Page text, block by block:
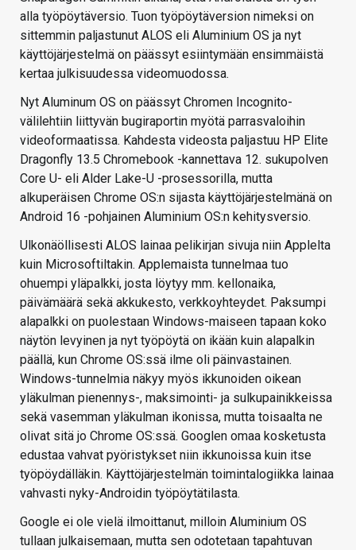
alla työpöytäversio. Tuon työpöytäversion nimeksi on
sittemmin paljastunut ALOS eli Aluminium OS ja nyt
käyttöjärjestelmä on päässyt esiintymään ensimmäistä
kertaa julkisuudessa videomuodossa.
Nyt Aluminum OS on päässyt Chromen Incognito-
välilehtiin liittyvän bugiraportin myötä parrasvaloihin
videoformaatissa. Kahdesta videosta paljastuu HP Elite
Dragonfly 13.5 Chromebook -kannettava 12. sukupolven
Core U- eli Alder Lake-U -prosessorilla, mutta
alkuperäisen Chrome OS:n sijasta käyttöjärjestelmänä on
Android 16 -pohjainen Aluminium OS:n kehitysversio.
​Ulkonäöllisesti ALOS lainaa pelikirjan sivuja niin Applelta
kuin Microsoftiltakin. Applemaista tunnelmaa tuo
ohuempi yläpalkki, josta löytyy mm. kellonaika,
päivämäärä sekä akkukesto, verkkoyhteydet. Paksumpi
alapalkki on puolestaan Windows-maiseen tapaan koko
näytön levyinen ja nyt työpöytä on ikään kuin alapalkin
päällä, kun Chrome OS:ssä ilme oli päinvastainen.
Windows-tunnelmia näkyy myös ikkunoiden oikean
yläkulman pienennys-, maksimointi- ja sulkupainikkeissa
sekä vasemman yläkulman ikonissa, mutta toisaalta ne
olivat sitä jo Chrome OS:ssä. Googlen omaa kosketusta
edustaa vahvat pyöristykset niin ikkunoissa kuin itse
työpöydälläkin. Käyttöjärjestelmän toimintalogiikka lainaa
vahvasti nyky-Androidin työpöytätilasta.
Google ei ole vielä ilmoittanut, milloin Aluminium OS
tullaan julkaisemaan, mutta sen odotetaan tapahtuvan